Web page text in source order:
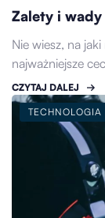
Zalety i
Nie wiesz, na
najważniejsze
CZYTAJ DALEJ
TECHNOLOGIA